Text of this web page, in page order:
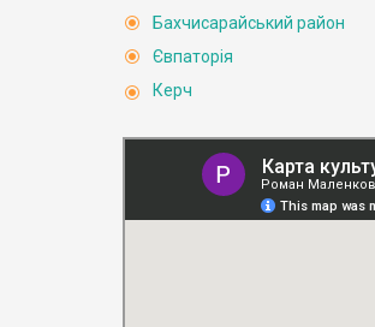
Бахчисарайський район
Євпаторія
Керч